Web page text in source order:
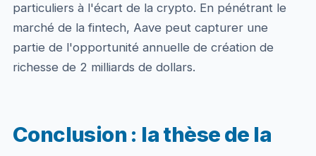
particuliers à l'écart de la crypto. En pénétrant le
marché de la fintech, Aave peut capturer une
partie de l'opportunité annuelle de création de
richesse de 2 milliards de dollars.
Conclusion : la thèse de la